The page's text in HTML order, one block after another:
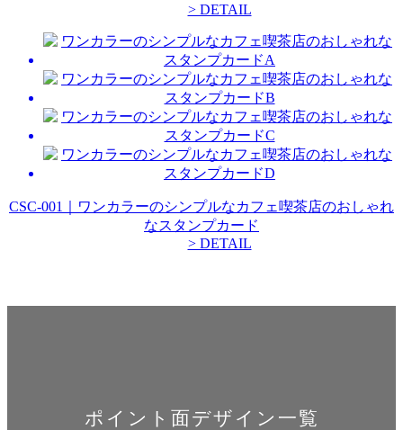
> DETAIL
CSC-001｜ワンカラーのシンプルなカフェ喫茶店のおしゃれ
なスタンプカード
> DETAIL
ポイント面デザイン一覧